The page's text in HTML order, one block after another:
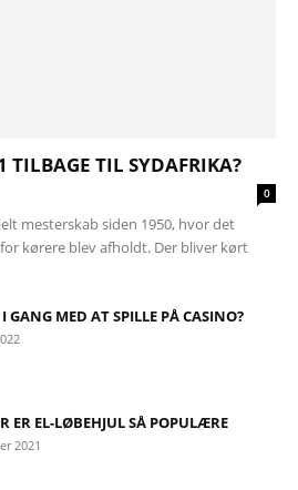
TILBAGE TIL SYDAFRIKA?
0
mesterskab siden 1950, hvor det
kørere blev afholdt. Der bliver kørt
GANG MED AT SPILLE PÅ CASINO?
ER EL-LØBEHJUL SÅ POPULÆRE
2021